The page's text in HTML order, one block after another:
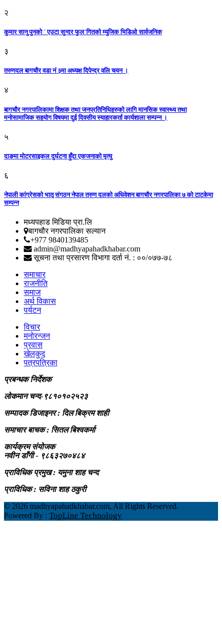
२
कुमार सानु पुनको ´ एउटा सुन्दर फुल`गितको म्युजिक भिडिओ सार्वजनिक
३
तरुणदल बागचौर वडा नं ३मा अध्यक्ष दिपेन्द्र वलि चयन ।
४
बागचौर नगरपालिकामा शिक्षक तथा जनप्रतिनिधिहरुको लागि मानसिक स्वास्थ्य तथा
मनोसामाजिक सहयोग विषयमा दुई दिवसीय स्याहारकर्ता कार्यशाला सम्पन्न ।
५
दाङमा मोटरसाइकल दुर्घटना हुँदा एकजनाको मृत्यु
६
नेपाली कांग्रेसको भातृ संगठन नेपाल तरुण दलको अधिवेशन बागचौर नगरपालिका ७ को टाटकेमा
सम्पन्न
मध्यपहाड मिडिया प्रा.लि
बागचौर नगरपालिका सल्यान
+977 9840139485
admin@madhyapahadkhabar.com
सूचना तथा प्रसारण विभागा दर्ता नं. : ००/०७७-७८
समाचार
राजनीति
समाज
अर्थ विकास
पर्यटन
विचार
मनोरन्जन
प्रवास
खेलकुद
पत्रपत्रिका
प्रबन्धक निर्देशक
लोकमान चन्द-९८१०१०२५२३
सम्पादक डिजाइनर : दिल बिक्रम शाही
समाचार बाचक : सितल बिश्वकर्मा
कार्यक्रम संयोजक
नवीन डाँगी - ९८६३२७०४८४
प्राविधिक प्रमुख : यमुना शाह चन्द
प्राविधिक : सविना शाह ठकुरी
© 2026 madhyapahadkhabar.com, All Rights Reserved.
Powered By : TopLine Technology